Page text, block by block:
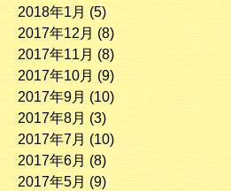
2018年1月 (5)
2017年12月 (8)
2017年11月 (8)
2017年10月 (9)
2017年9月 (10)
2017年8月 (3)
2017年7月 (10)
2017年6月 (8)
2017年5月 (9)